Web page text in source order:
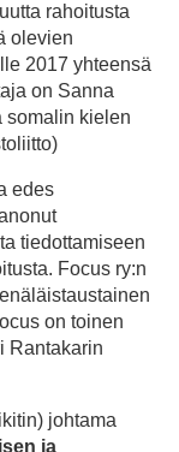
rahoitusta
olevien
2017 yhteensä
on Sanna
somalin kielen
edes
tiedottamiseen
Focus ry:n
on toinen
Rantakarin
johtama
ja